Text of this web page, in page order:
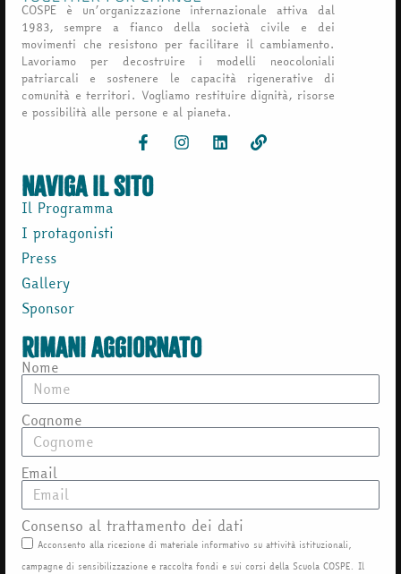
COSPE è un’organizzazione internazionale attiva dal
1983, sempre a fianco della società civile e dei
movimenti che resistono per facilitare il cambiamento.
Lavoriamo per decostruire i modelli neocoloniali
patriarcali e sostenere le capacità rigenerative di
comunità e territori. Vogliamo restituire dignità, risorse
e possibilità alle persone e al pianeta.
naviga il sito
Il Programma
I protagonisti
Press
Gallery
Sponsor
rimani aggiornato
Nome
Cognome
Email
Consenso al trattamento dei dati
Acconsento alla ricezione di materiale informativo su attività istituzionali,
campagne di sensibilizzazione e raccolta fondi e sui corsi della Scuola COSPE. Il